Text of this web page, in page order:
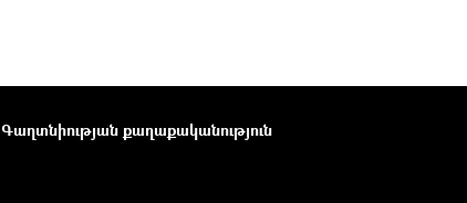
Գաղտնիության քաղաքականություն